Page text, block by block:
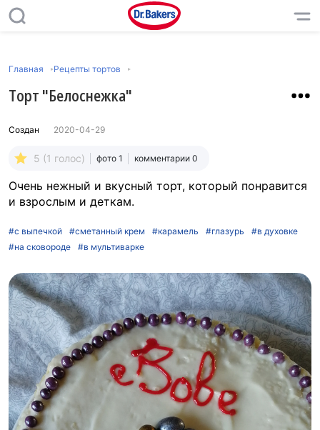
Главная Рецепты тортов
Торт "Белоснежка"
Создан 2020-04-29
5 (1 голос) фото 1 комментарии 0
Очень нежный и вкусный торт, который понравится
и взрослым и деткам.
#с выпечкой #сметанный крем #карамель #глазурь
#в духовке
#на сковороде
#в мультиварке